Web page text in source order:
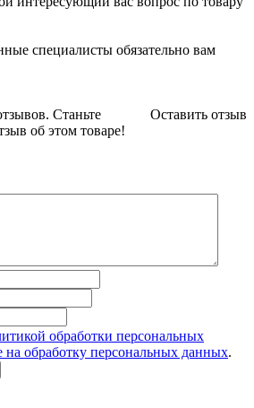
специалисты обязательно вам
Оставить отзыв
Станьте
об этом товаре!
обработки персональных
на обработку персональных данных.